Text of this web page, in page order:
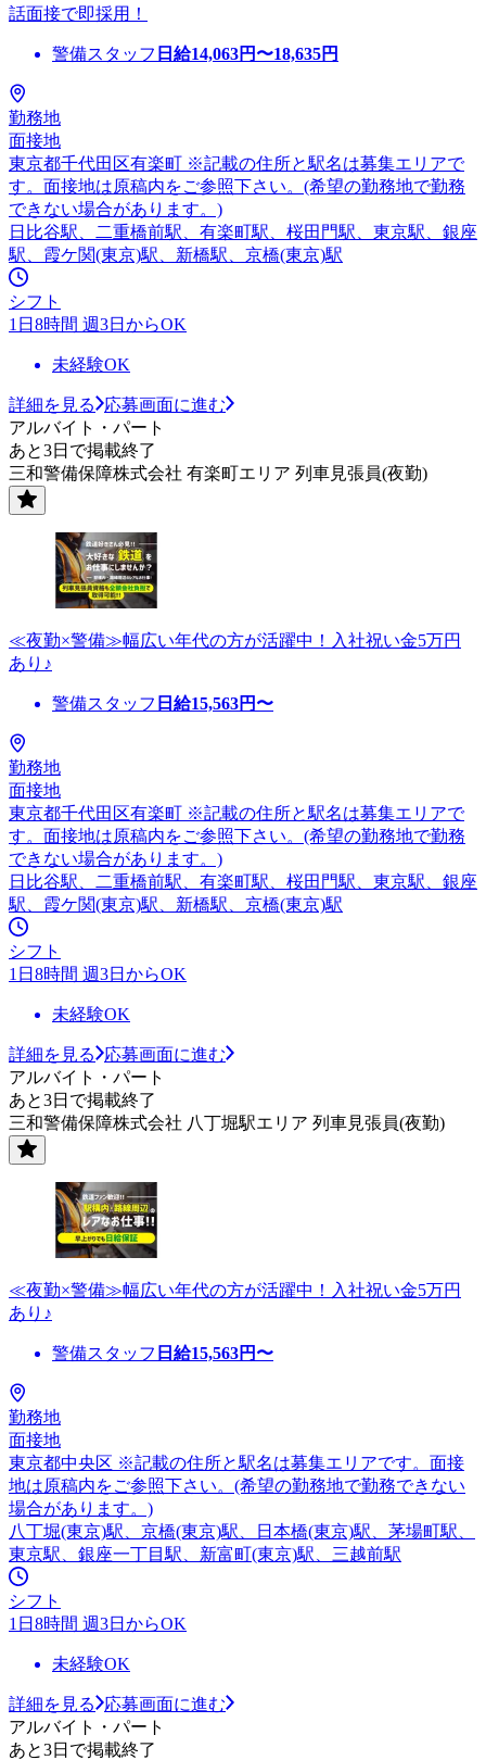
話面接で即採用！
警備スタッフ 日給14,063円〜18,635円
勤務地
面接地
東京都千代田区有楽町 ※記載の住所と駅名は募集エリアで
す。面接地は原稿内をご参照下さい。(希望の勤務地で勤務
できない場合があります。)
日比谷駅、二重橋前駅、有楽町駅、桜田門駅、東京駅、銀座
駅、霞ケ関(東京)駅、新橋駅、京橋(東京)駅
シフト
1日8時間 週3日からOK
未経験OK
詳細を見る
応募画面に進む
アルバイト・パート
あと3日で掲載終了
三和警備保障株式会社 有楽町エリア 列車見張員(夜勤)
≪夜勤×警備≫幅広い年代の方が活躍中！入社祝い金5万円
あり♪
警備スタッフ 日給15,563円〜
勤務地
面接地
東京都千代田区有楽町 ※記載の住所と駅名は募集エリアで
す。面接地は原稿内をご参照下さい。(希望の勤務地で勤務
できない場合があります。)
日比谷駅、二重橋前駅、有楽町駅、桜田門駅、東京駅、銀座
駅、霞ケ関(東京)駅、新橋駅、京橋(東京)駅
シフト
1日8時間 週3日からOK
未経験OK
詳細を見る
応募画面に進む
アルバイト・パート
あと3日で掲載終了
三和警備保障株式会社 八丁堀駅エリア 列車見張員(夜勤)
≪夜勤×警備≫幅広い年代の方が活躍中！入社祝い金5万円
あり♪
警備スタッフ 日給15,563円〜
勤務地
面接地
東京都中央区 ※記載の住所と駅名は募集エリアです。面接
地は原稿内をご参照下さい。(希望の勤務地で勤務できない
場合があります。)
八丁堀(東京)駅、京橋(東京)駅、日本橋(東京)駅、茅場町駅、
東京駅、銀座一丁目駅、新富町(東京)駅、三越前駅
シフト
1日8時間 週3日からOK
未経験OK
詳細を見る
応募画面に進む
アルバイト・パート
あと3日で掲載終了